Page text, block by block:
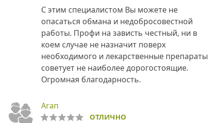
С этим специалистом Вы можете не
опасаться обмана и недобросовестной
работы. Профи на зависть честный, ни в
коем случае не назначит поверх
необходимого и лекарственные препараты
советует не наиболее дорогостоящие.
Огромная благодарность.
Агап
ОТЛИЧНО